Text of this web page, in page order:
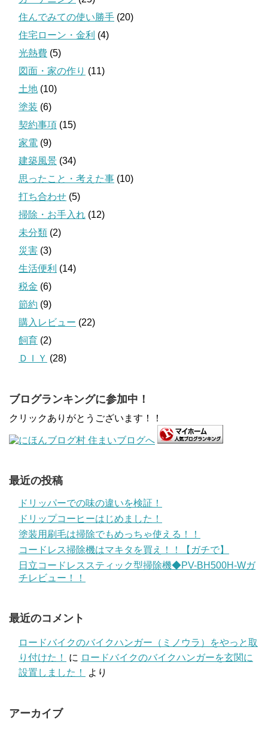
住んでみての使い勝手 (20)
住宅ローン・金利 (4)
光熱費 (5)
図面・家の作り (11)
土地 (10)
塗装 (6)
契約事項 (15)
家電 (9)
建築風景 (34)
思ったこと・考えた事 (10)
打ち合わせ (5)
掃除・お手入れ (12)
未分類 (2)
災害 (3)
生活便利 (14)
税金 (6)
節約 (9)
購入レビュー (22)
飼育 (2)
ＤＩＹ (28)
ブログランキングに参加中！
クリックありがとうございます！！
最近の投稿
ドリッパーでの味の違いを検証！
ドリップコーヒーはじめました！
塗装用刷毛は掃除でもめっちゃ使える！！
コードレス掃除機はマキタを買え！！【ガチで】
日立コードレススティック型掃除機◆PV-BH500H-Wガ
チレビュー！！
最近のコメント
ロードバイクのバイクハンガー（ミノウラ）をやっと取
り付けた！
に ロードバイクのバイクハンガーを玄関に
設置しました！
より
アーカイブ